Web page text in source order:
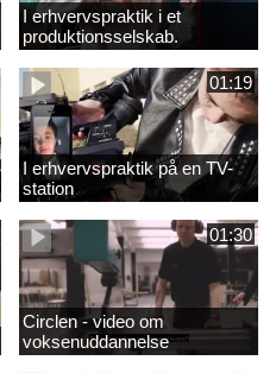
I erhvervspraktik i et
produktionsselskab.
01:19
I erhvervspraktik på en TV-
station
01:30
Circlen - video om
voksenuddannelse